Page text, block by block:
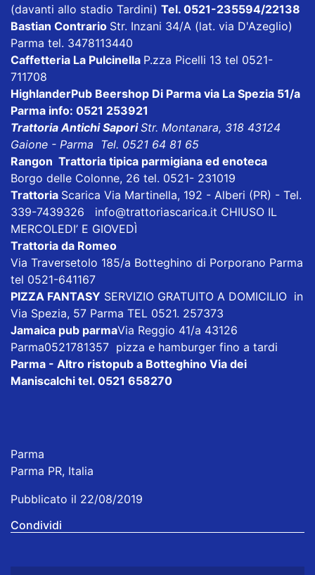
(davanti allo stadio Tardini) Tel. 0521-235594/22138
Bastian Contrario Str. Inzani 34/A (lat. via D'Azeglio)
Parma tel. 3478113440
Caffetteria La Pulcinella P.zza Picelli 13 tel 0521-
711708
HighlanderPub Beershop Di Parma via La Spezia 51/a
Parma info: 0521 253921
Trattoria Antichi SaporiStr. Montanara, 318 43124
Gaione - Parma Tel. 0521 64 81 65
Rangon Trattoria tipica parmigiana ed enoteca
Borgo delle Colonne, 26 tel. 0521- 231019
Trattoria Scarica Via Martinella, 192 - Alberi (PR) - Tel.
339-7439326 info@trattoriascarica.it CHIUSO IL
MERCOLEDI’ E GIOVEDÌ
Trattoria da Romeo
Via Traversetolo 185/a Botteghino di Porporano Parma
tel 0521-641167
PIZZA FANTASY SERVIZIO GRATUITO A DOMICILIO in
Via Spezia, 57 Parma TEL 0521. 257373
Jamaica pub parmaVia Reggio 41/a 43126
Parma0521781357 pizza e hamburger fino a tardi
Parma - Altro ristopub a Botteghino Via dei
Maniscalchi tel. 0521 658270
Parma
Parma PR, Italia
Pubblicato il 22/08/2019
Condividi